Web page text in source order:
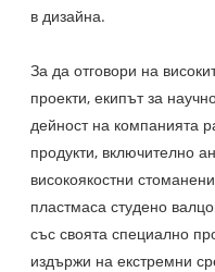
в дизайна.
За да отговори на
проекти, екипът за
дейност на компанията
продукти, включително
високоякостни
пластмаса студено
със своята специално
издържи на екстремни